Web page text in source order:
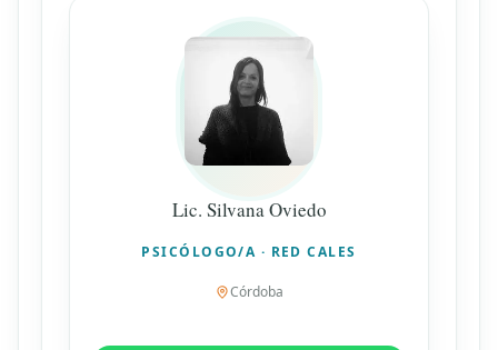
Lic. Silvana Oviedo
PSICÓLOGO/A · RED CALES
Córdoba